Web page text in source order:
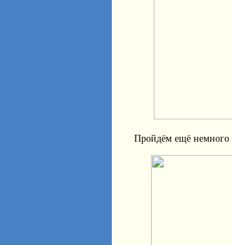
Пройдём ещё немного